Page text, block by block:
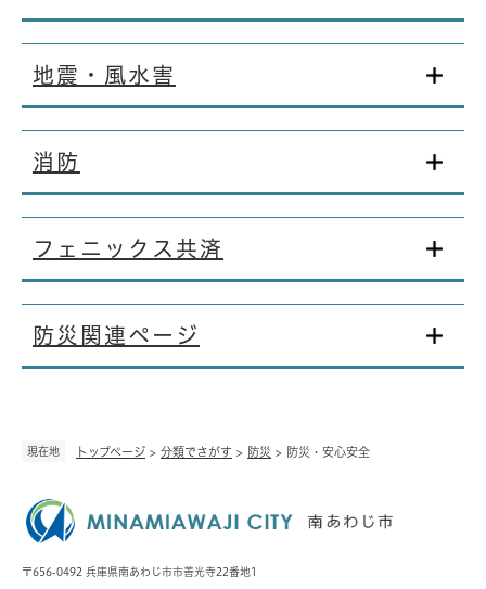
現在地 トップページ > 分類でさがす > 防災 > 防災・安心安全
地震・風水害
消防
フェニックス共済
防災関連ページ
〒656-0492 兵庫県南あわじ市市善光寺22番地1